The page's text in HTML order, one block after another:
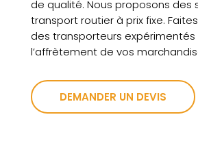
de qualité. Nous proposons des
transport routier à prix fixe.
des transporteurs expérimentés
l’affrètement de vos
DEMANDER UN DEVIS